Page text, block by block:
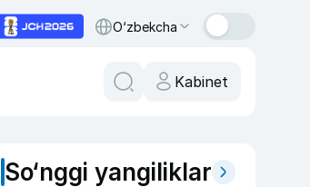
O‘zbekcha
Kabinet
So‘nggi yangiliklar